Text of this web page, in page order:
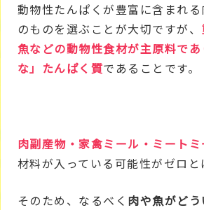
動物性たんぱくが豊富に含まれ
のものを選ぶことが大切ですが、
魚などの動物性食材が主原料で
な」たんぱく質であることです。
肉副産物・家禽ミール・ミートミ
材料が入っている可能性がゼロと
そのため、なるべく 肉や魚がど